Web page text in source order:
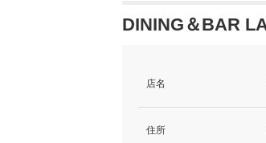
DINING＆BAR
店名
住所